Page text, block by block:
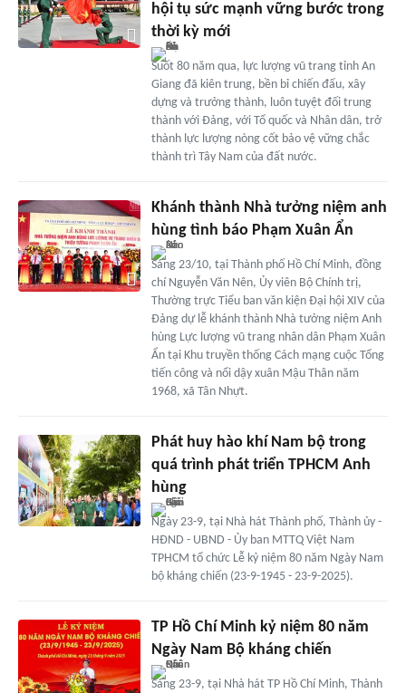
hội tụ sức mạnh vững bước trong
thời kỳ mới
Suốt 80 năm qua, lực lượng vũ trang tỉnh An
Giang đã kiên trung, bền bỉ chiến đấu, xây
dựng và trưởng thành, luôn tuyệt đối trung
thành với Đảng, với Tổ quốc và Nhân dân, trở
thành lực lượng nòng cốt bảo vệ vững chắc
thành trì Tây Nam của đất nước.
Khánh thành Nhà tưởng niệm anh
hùng tình báo Phạm Xuân Ẩn
Sáng 23/10, tại Thành phố Hồ Chí Minh, đồng
chí Nguyễn Văn Nên, Ủy viên Bộ Chính trị,
Thường trực Tiểu ban văn kiện Đại hội XIV của
Đảng dự lễ khánh thành Nhà tưởng niệm Anh
hùng Lực lượng vũ trang nhân dân Phạm Xuân
Ẩn tại Khu truyền thống Cách mạng cuộc Tổng
tiến công và nổi dậy xuân Mậu Thân năm
1968, xã Tân Nhựt.
Phát huy hào khí Nam bộ trong
quá trình phát triển TPHCM Anh
hùng
Ngày 23-9, tại Nhà hát Thành phố, Thành ủy -
HĐND - UBND - Ủy ban MTTQ Việt Nam
TPHCM tổ chức Lễ kỷ niệm 80 năm Ngày Nam
bộ kháng chiến (23-9-1945 - 23-9-2025).
TP Hồ Chí Minh kỷ niệm 80 năm
Ngày Nam Bộ kháng chiến
Sáng 23-9, tại Nhà hát TP Hồ Chí Minh, Thành